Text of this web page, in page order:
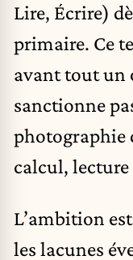
Lire, Écrire)
primaire. Ce
avant tout un
sanctionne
photographie
calcul,
L’ambition
les lacunes